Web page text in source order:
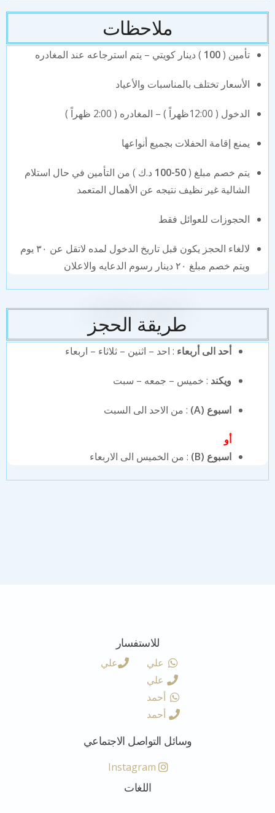
ملاحظات
تأمين (100 ) دينار كويتي – يتم استرجاعه عند المغادره
الأسعار تختلف بالمناسبات والأعياد
الدخول ( 12:00ظهراً ) – المغادره ( 2:00 ظهراً )
يمنع إقامة الحفلات بجميع أنواعها
يتم خصم مبلغ (50-100
د.ك ) من التأمين في حال استلام
الشالية غير نظيف نتيجه عن الأهمال المتعمد
الحجوزات للعوائل فقط
لالغاء الحجز يكون قبل تاريخ الدخول لمده لاتقل عن ٣٠ يوم
ويتم خصم مبلغ ٢٠ دينار رسوم الدعايه والاعلان
طريقة الحجز
أحد الى أربعاء : احد – اثنين – ثلاثاء – اربعاء
ويكند : خميس – جمعه – سبت
اسبوع (A) : من الاحد الى السبت
أو
اسبوع (B)
: من الخميس الى الاربعاء
للاستفسار
علي
علي
أحمد
أحمد
علي
وسائل التواصل الاجتماعي
Instagram
اللغات